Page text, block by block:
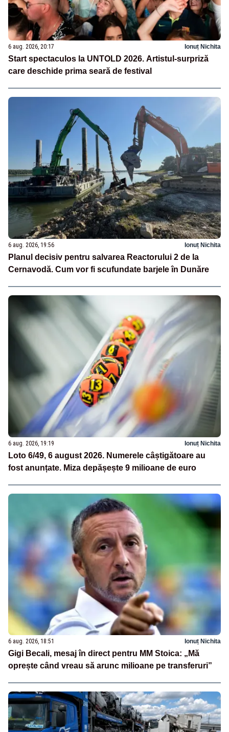
6 aug. 2026, 20:17 Ionuț Nichita
Start spectaculos la UNTOLD 2026. Artistul-surpriză
care deschide prima seară de festival
6 aug. 2026, 19:56 Ionuț Nichita
Planul decisiv pentru salvarea Reactorului 2 de la
Cernavodă. Cum vor fi scufundate barjele în Dunăre
6 aug. 2026, 19:19 Ionuț Nichita
Loto 6/49, 6 august 2026. Numerele câștigătoare au
fost anunțate. Miza depășește 9 milioane de euro
6 aug. 2026, 18:51 Ionuț Nichita
Gigi Becali, mesaj în direct pentru MM Stoica: „Mă
oprește când vreau să arunc milioane pe transferuri”